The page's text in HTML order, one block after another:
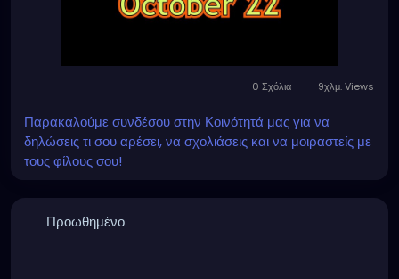
0 Σχόλια 9χλμ. Views
Παρακαλούμε συνδέσου στην Κοινότητά μας για να
δηλώσεις τι σου αρέσει, να σχολιάσεις και να μοιραστείς με
τους φίλους σου!
Προωθημένο